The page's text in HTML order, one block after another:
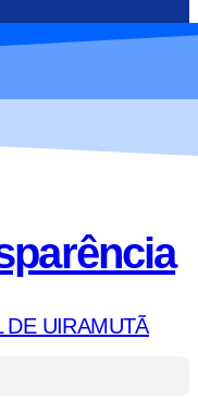
DE UIRAMUTÃ